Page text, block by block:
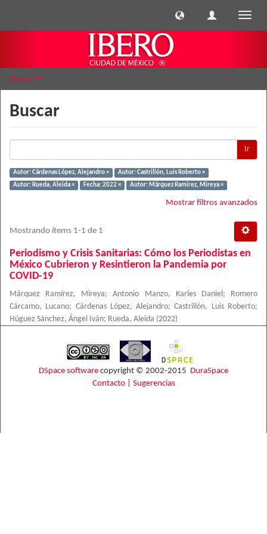
Buscar
Buscar
Ir
Autor: Cárdenas López, Alejandro ×
Autor: Castrillón, Luis Roberto ×
Autor: Rueda, Aleida ×
Fecha: 2022 × Autor: Márquez Ramírez, Mireya ×
Mostrar filtros avanzados
Mostrando ítems 1-1 de 1
Periodismo y Crisis Sanitarias: Cómo los Periodistas en
México Cubrieron y Resintieron la Pandemia por
COVID-19
Márquez Ramírez, Mireya;Antonio Manzo, Karles Daniel ;
Romero
Cárcamo, Lucano; Cárdenas López, Alejandro;Castrillón, Luis Roberto;
Húguez Sánchez, Ángel Iván; Rueda, Aleida (2022)
DSpace software copyright © 2002-2015 DuraSpace
Contacto| Sugerencias